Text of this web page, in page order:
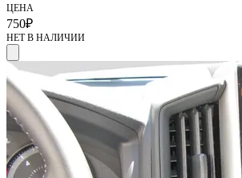
ЦЕНА
750₽
НЕТ В НАЛИЧИИ